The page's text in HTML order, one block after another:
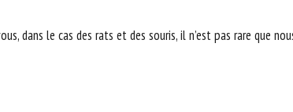
dans le cas des rats et des souris, il n’est pas rare que